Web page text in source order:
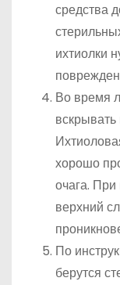
средства
ихтиолки
Во время
хорошо
очага.
верхний
По
берутся